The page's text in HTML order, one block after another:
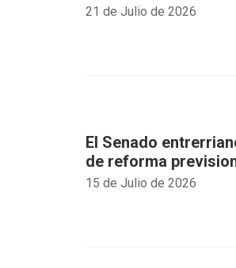
21 de Julio de 2026
15 de Julio de 2026
El Senado
de reforma